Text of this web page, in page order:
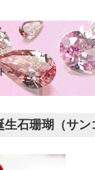
～
生石珊瑚（サ